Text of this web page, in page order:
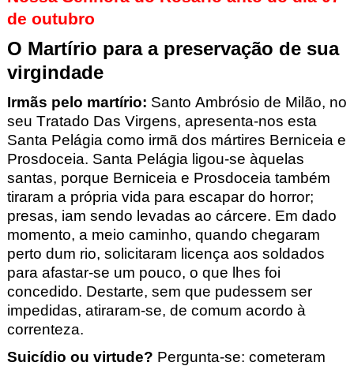
de outubro
O Martírio para a preservação de sua
virgindade
Irmãs pelo martírio: Santo Ambrósio de Milão, no
seu Tratado Das Virgens, apresenta-nos esta
Santa Pelágia como irmã dos mártires Berniceia e
Prosdoceia. Santa Pelágia ligou-se àquelas
santas, porque Berniceia e Prosdoceia também
tiraram a própria vida para escapar do horror;
presas, iam sendo levadas ao cárcere. Em dado
momento, a meio caminho, quando chegaram
perto dum rio, solicitaram licença aos soldados
para afastar-se um pouco, o que lhes foi
concedido. Destarte, sem que pudessem ser
impedidas, atiraram-se, de comum acordo à
correnteza.
Suicídio ou virtude? Pergunta-se: cometeram